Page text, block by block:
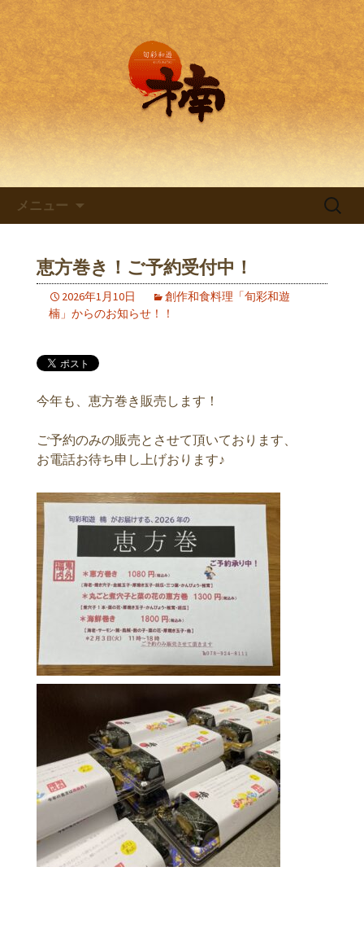
兵庫・西明石の創作和食料理
「旬彩和遊 楠～くすのき～」
兵庫・西明石の創作和食料理 旬彩和
遊 楠。
メニュー
検
恵方巻き！ご予約受付中！
2026年1月10日
創作和食料理「旬彩和遊
楠」からのお知らせ！！
今年も、恵方巻き販売します！
ご予約のみの販売とさせて頂いております、
お電話お待ち申し上げおります♪